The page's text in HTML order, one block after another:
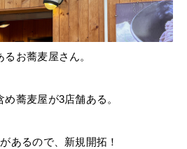
お蕎麦屋さん。
蕎麦屋が3店舗ある。
あるので、新規開拓！